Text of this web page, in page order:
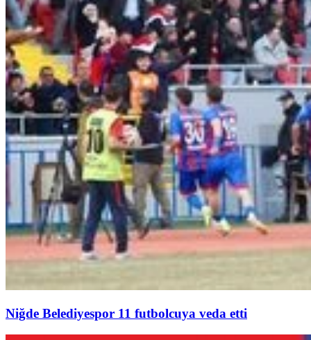
Niğde Belediyespor 11 futbolcuya veda etti